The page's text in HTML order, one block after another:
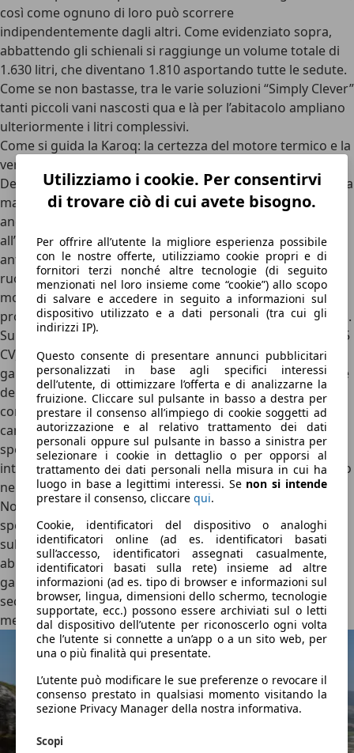
Utilizziamo i cookie. Per consentirvi
di trovare ciò di cui avete bisogno.
Per offrire all’utente la migliore esperienza possibile
con le nostre offerte, utilizziamo cookie propri e di
fornitori terzi nonché altre tecnologie (di seguito
menzionati nel loro insieme come “cookie”) allo scopo
di salvare e accedere in seguito a informazioni sul
dispositivo utilizzato e a dati personali (tra cui gli
indirizzi IP).
Questo consente di presentare annunci pubblicitari
personalizzati in base agli specifici interessi
dell’utente, di ottimizzare l’offerta e di analizzarne la
fruizione. Cliccare sul pulsante in basso a destra per
prestare il consenso all’impiego di cookie soggetti ad
autorizzazione e al relativo trattamento dei dati
personali oppure sul pulsante in basso a sinistra per
selezionare i cookie in dettaglio o per opporsi al
trattamento dei dati personali nella misura in cui ha
luogo in base a legittimi interessi. Se non si intende
prestare il consenso, cliccare qui.
Cookie, identificatori del dispositivo o analoghi
identificatori online (ad es. identificatori basati
sull’accesso, identificatori assegnati casualmente,
identificatori basati sulla rete) insieme ad altre
informazioni (ad es. tipo di browser e informazioni sul
browser, lingua, dimensioni dello schermo, tecnologie
supportate, ecc.) possono essere archiviati sul o letti
dal dispositivo dell’utente per riconoscerlo ogni volta
che l’utente si connette a un’app o a un sito web, per
una o più finalità qui presentate.
L’utente può modificare le sue preferenze o revocare il
consenso prestato in qualsiasi momento visitando la
sezione Privacy Manager della nostra informativa.
Scopi
così come ognuno di loro può scorrere
indipendentemente dagli altri. Come evidenziato sopra,
abbattendo gli schienali si raggiunge un volume totale di
1.630 litri, che diventano 1.810 asportando tutte le sedute.
Come se non bastasse, tra le varie soluzioni “Simply Clever”
tanti piccoli vani nascosti qua e là per l’abitacolo ampliano
ulteriormente i litri complessivi.
Come si guida la Karoq: la certezza del motore termico e la
versatilità del 4x4
Detto dell’assenza di motori ibridi, a differenza della sorella
maggiore Kodiaq, Karoq punta forte sulla concretezza,
anche al volante. Basandosi su un'architettura consolidata
all’interno del Gruppo Volkswagen, vanta sospensioni
anteriori MacPherson e un asse posteriore che diventa a
ruote indipendenti (multi-link) se si opta per le
motorizzazioni a trazione integrale 4x4. La gamma
propulsori è un omaggio alla tradizione endotermica pura.
Sul fronte benzina, si apre con il
1.0 TSI a tre cilindri da 115
CV, abbinato al cambio manuale a 6 marce. Cuore di
gamma è il1.5 TSI ACT da 150 CV, capace di disattivare due
dei quattro cilindri a velocità costante per abbassare i
consumi, disponibile sia manuale sia con l'eccellente
cambio automatico DSG a 7 marce. Per prestazioni di
spessore c'è il2.0 TSI da 190 CV, vincolato alla trazione
integrale 4x4 e all'allestimento SportLine e non certo parco
nei consumi come le altre due opzioni.
Nonostante un mercato in decrescita, ancora rilevante
specie per il mercato italiano è l'offertaDiesel
, basata
sull'inossidabile2.0 TDIda 115 CV o 150 CV. Quest'ultimo,
abbinato al cambio DSG e volendo anche alla trazione 4x4,
garantisce uno spunto notevole (da 0 a 100 km/h in 8,7
secondi) e consumi omologati contenuti, registrando
medie tra i 5,5 e i 5,9 litri per 100 km nel ciclo misto WLTP.